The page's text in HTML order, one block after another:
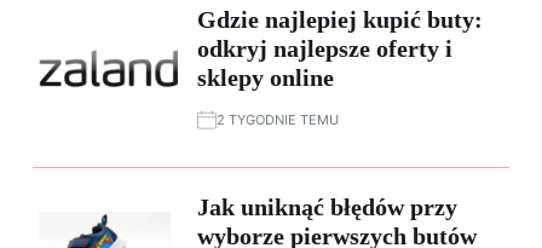
Gdzie najlepiej kupić buty:
odkryj najlepsze oferty i
sklepy online
2 TYGODNIE TEMU
Jak uniknąć błędów przy
wyborze pierwszych butów